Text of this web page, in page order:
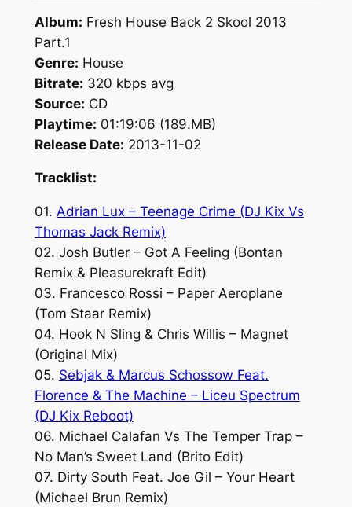
Album: Fresh House Back 2 Skool 2013
Part.1
Genre: House
Bitrate: 320 kbps avg
Source: CD
Playtime: 01:19:06 (189.MB)
Release Date: 2013-11-02
Tracklist:
01. Adrian Lux – Teenage Crime (DJ Kix Vs
Thomas Jack Remix)
02. Josh Butler – Got A Feeling (Bontan
Remix & Pleasurekraft Edit)
03. Francesco Rossi – Paper Aeroplane
(Tom Staar Remix)
04. Hook N Sling & Chris Willis – Magnet
(Original Mix)
05. Sebjak & Marcus Schossow Feat.
Florence & The Machine – Liceu Spectrum
(DJ Kix Reboot)
06. Michael Calafan Vs The Temper Trap –
No Man’s Sweet Land (Brito Edit)
07. Dirty South Feat. Joe Gil – Your Heart
(Michael Brun Remix)